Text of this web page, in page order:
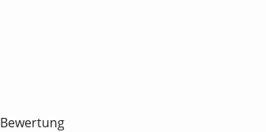
Bewertung